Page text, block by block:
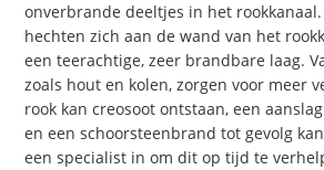
onverbrande deeltjes in het
hechten zich aan de wand van het
een teerachtige, zeer brandbare laag.
zoals hout en kolen, zorgen voor meer
rook kan creosoot ontstaan, een
en een schoorsteenbrand tot gevolg
een specialist in om dit op tijd te